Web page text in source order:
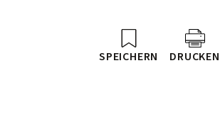
SPEICHERN DRUCKEN